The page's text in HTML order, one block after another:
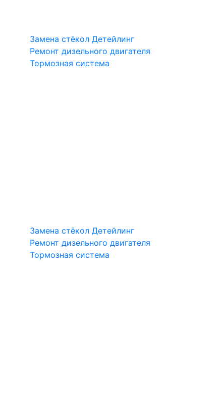
Замена стёкол Детейлинг
Ремонт дизельного двигателя
Тормозная система
Замена стёкол Детейлинг
Ремонт дизельного двигателя
Тормозная система